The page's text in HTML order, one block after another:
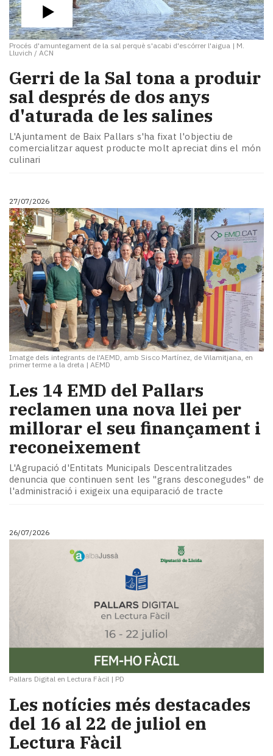
Procés d'amuntegament de la sal perquè s'acabi d'escórrer l'aigua | M.
Lluvich / ACN
​Gerri de la Sal tona a produir
sal després de dos anys
d'aturada de les salines
L'Ajuntament de Baix Pallars s'ha fixat l'objectiu de
comercialitzar aquest producte molt apreciat dins el món
culinari
27/07/2026
Imatge dels integrants de l'AEMD, amb Sisco Martínez, de Vilamitjana, en
primer terme a la dreta | AEMD
​Les 14 EMD del Pallars
reclamen una nova llei per
millorar el seu finançament i
reconeixement
L'Agrupació d'Entitats Municipals Descentralitzades
denuncia que continuen sent les "grans desconegudes" de
l'administració i exigeix una equiparació de tracte
26/07/2026
Pallars Digital en Lectura Fàcil | PD
Les notícies més destacades
del 16 al 22 de juliol en
Lectura Fàcil